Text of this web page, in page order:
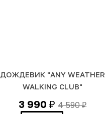
ДОЖДЕВИК "ANY WEATHER
WALKING CLUB"
3 990₽ 4 590₽